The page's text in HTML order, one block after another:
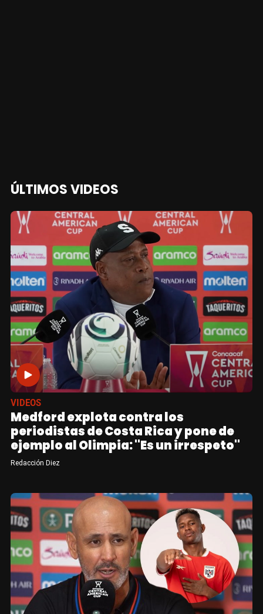
ÚLTIMOS VIDEOS
VIDEOS
Medford explota contra los
periodistas de Costa Rica y pone de
ejemplo al Olimpia: "Es un irrespeto"
Redacción Diez